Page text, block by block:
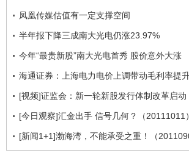
凤凰传媒估值有一定支撑空间
半年报下降三成南大光电仍涨23.97%
今年“最贵新股”南大光电首秀 股价意外大涨
海通证券：上海电力电价上调带动毛利率提
[视频]证监会：新一轮新股发行体制改革启动
[今日观察]汇金出手 信号几何？（20111011）
[新闻1+1]渤海湾，不能承受之重！（